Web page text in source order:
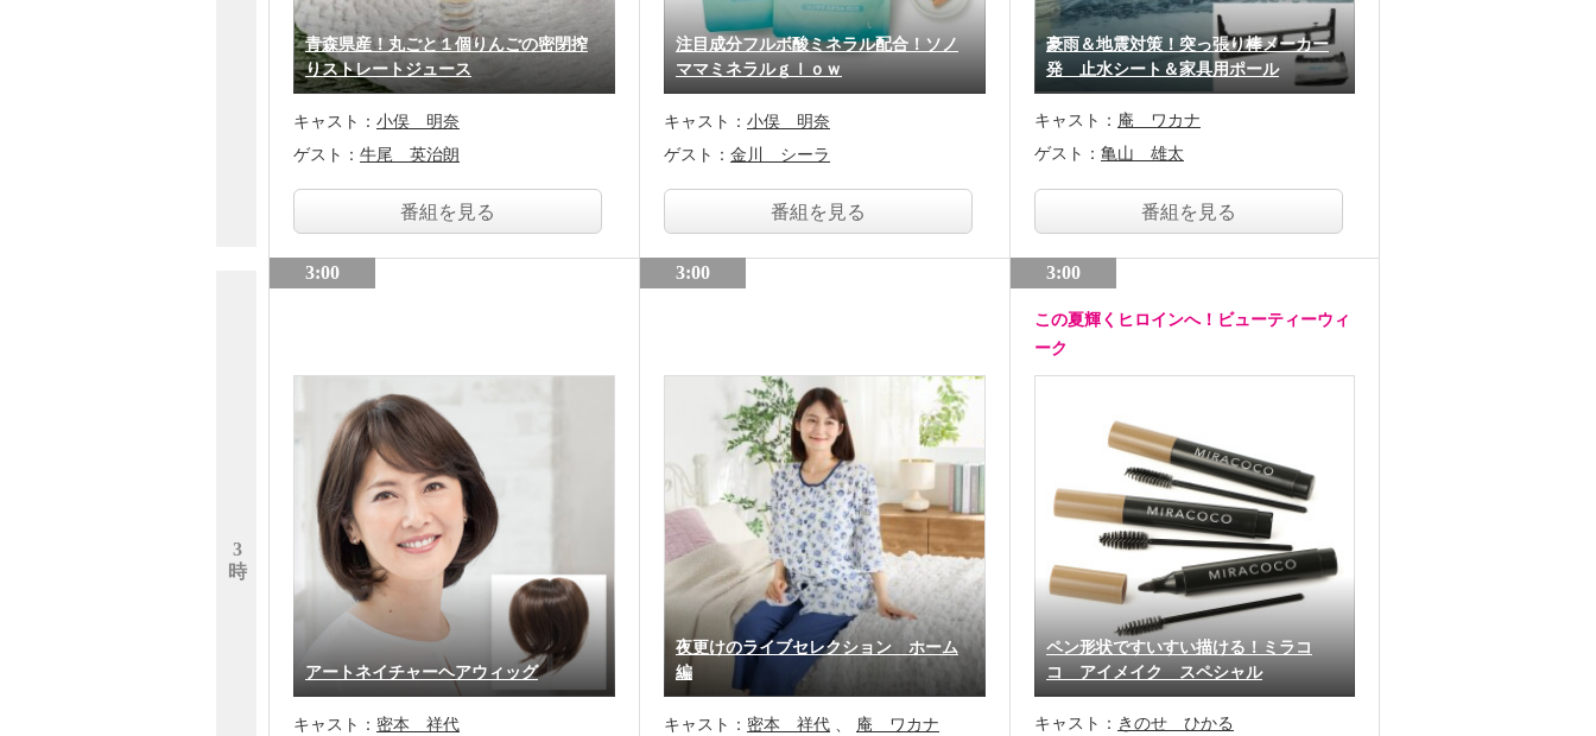
3
時
青森県産！丸ごと１個りんごの密閉搾
りストレートジュース
キャスト： 小俣 明奈
ゲスト： 牛尾 英治朗
番組を見る
3:00
アートネイチャーヘアウィッグ
キャスト： 密本 祥代
注目成分フルボ酸ミネラル配合！ソノ
ママミネラルｇｌｏｗ
キャスト： 小俣 明奈
ゲスト： 金川 シーラ
番組を見る
3:00
夜更けのライブセレクション ホーム
編
キャスト： 密本 祥代 庵 ワカナ
豪雨＆地震対策！突っ張り棒メーカー
発 止水シート＆家具用ポール
キャスト： 庵 ワカナ
ゲスト： 亀山 雄太
番組を見る
3:00
この夏輝くヒロインへ！ビューティーウィ
ーク
ペン形状ですいすい描ける！ミラコ
コ アイメイク スペシャル
キャスト： きのせ ひかる